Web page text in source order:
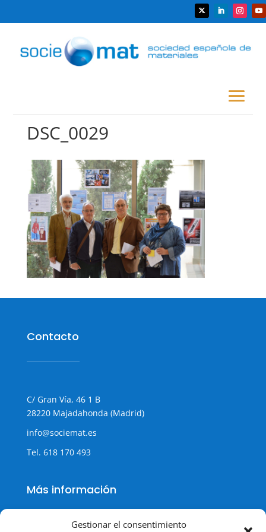
Gestionar el consentimiento
DSC_0029
Contacto
C/ Gran Vía, 46 1 B
28220 Majadahonda (Madrid)
info@sociemat.es
Tel. 618 170 493
Más información